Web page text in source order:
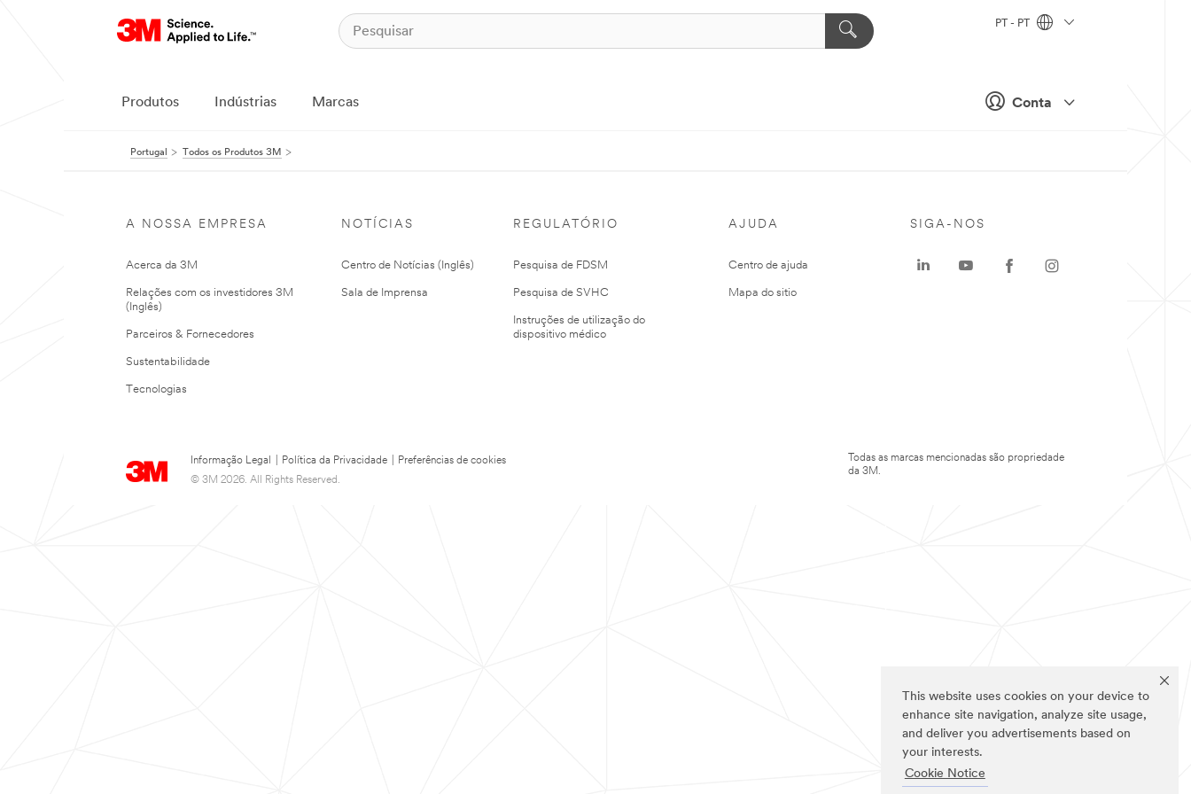
This website uses cookies on your device to
enhance site navigation, analyze site usage,
and deliver you advertisements based on
your interests.
Cookie Notice
Conta
PT - PT
Produtos Indústrias Marcas
Portugal Todos os Produtos 3M
A NOSSA EMPRESA
Acerca da 3M
Relações com os investidores 3M
(Inglês)
Parceiros & Fornecedores
Sustentabilidade
Tecnologias
NOTÍCIAS
Centro de Notícias (Inglês)
Sala de Imprensa
REGULATÓRIO
Pesquisa de FDSM
Pesquisa de SVHC
Instruções de utilização do
dispositivo médico
AJUDA
Centro de ajuda
Mapa do sitio
Informação Legal Política da Privacidade
Preferências de cookies
© 3M 2026. All Rights Reserved.
SIGA-NOS
Todas as marcas mencionadas são propriedade
da 3M.